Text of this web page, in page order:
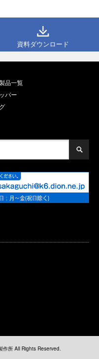
資料ダウンロード
品一覧
パー
作所 All Rights Reserved.